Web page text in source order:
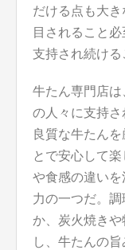
だける点も大
目されること
支持され続ける
牛たん専門店は
の人々に支持
良質な牛たん
とで安心して
や食感の違い
力の一つだ。
か、炭火焼き
し、牛たんの